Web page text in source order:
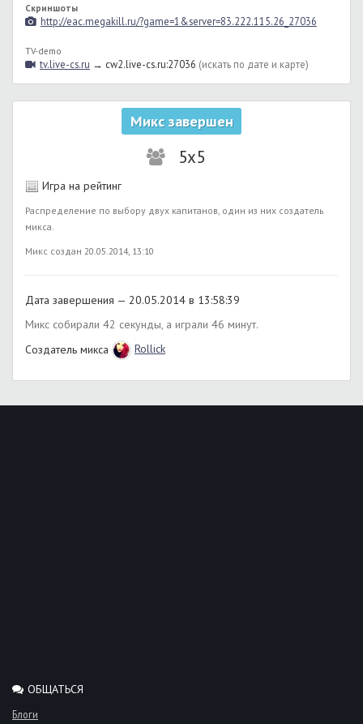
Скриншоты
http://eac.megakill.ru/?game=1&server=83.222.115.26_27036
TV-demo
tv.live-cs.ru → cw2.live-cs.ru:27036 (искать по дате и карте)
Микс завершен
5x5
Игра на рейтинг
Распределение по выбору двух капитанов, один из них создатель
микса.
Микс создан 20.05.2014, 13:10
Дата завершения — 20.05.2014 в 13:58:39
Микс собирали 42 секунды, а играли 46 минут.
Создатель микса
Rollick
ОБЩАТЬСЯ
Блоги